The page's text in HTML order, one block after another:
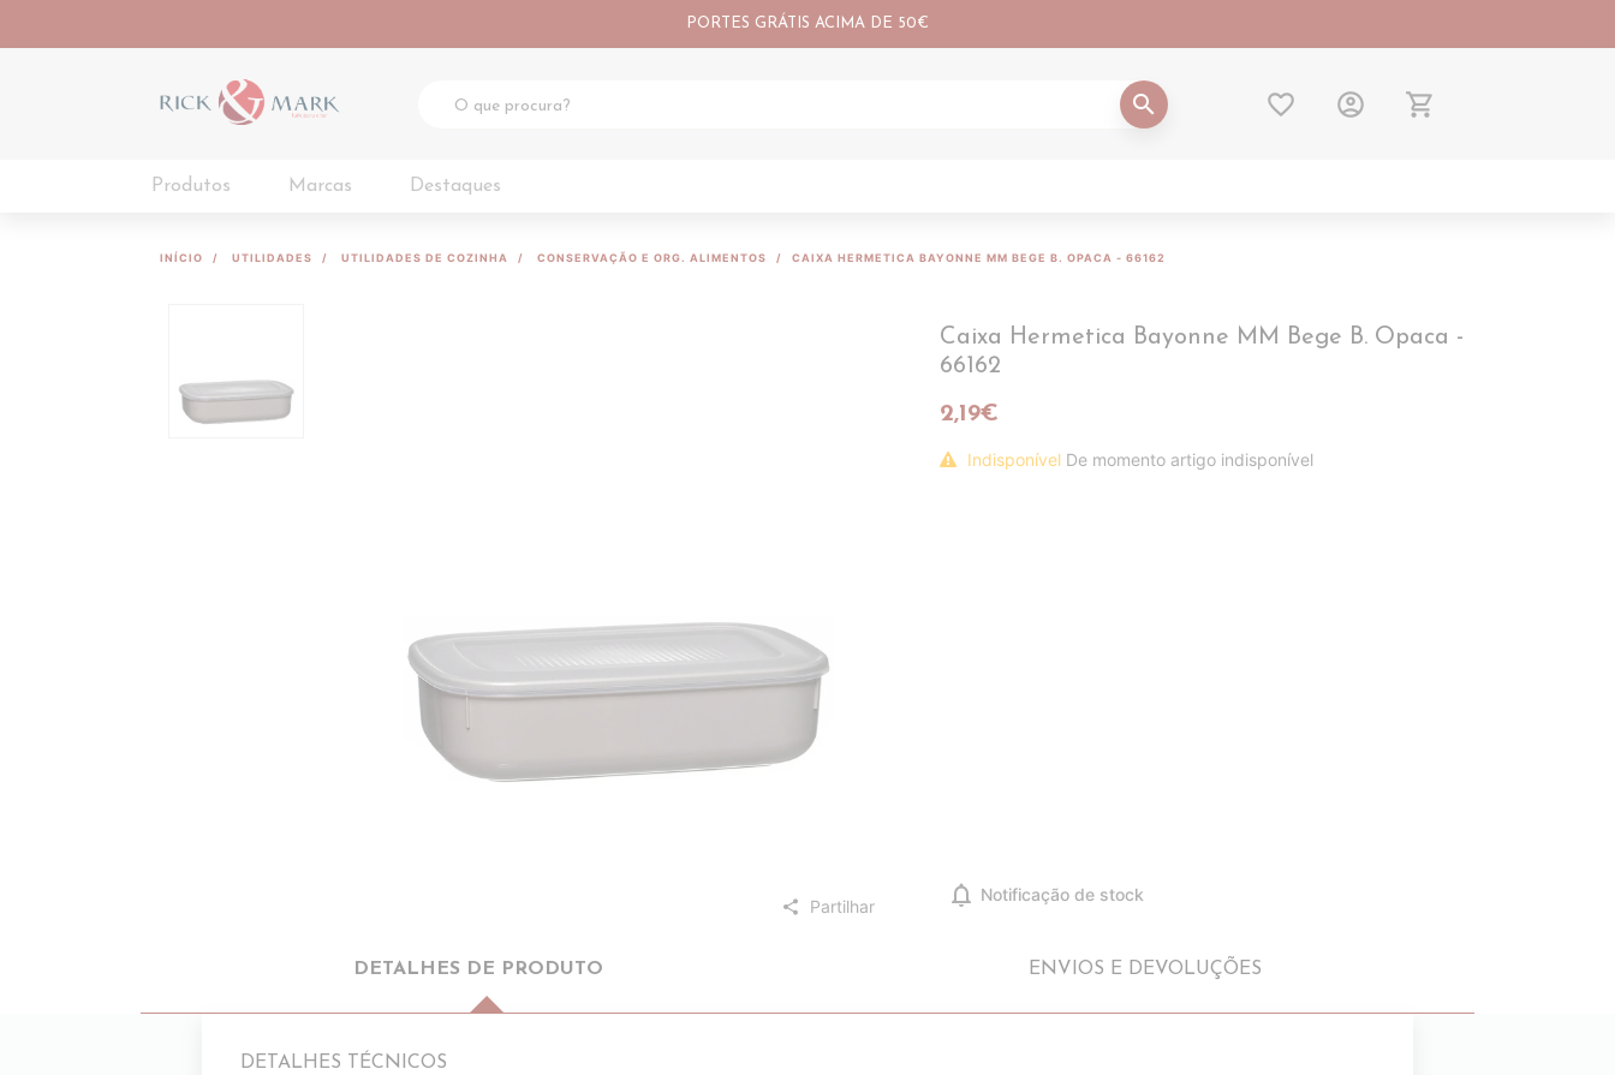
PORTES GRÁTIS ACIMA DE 50€
search favorite_border account_circle shopping_cart
Produtos Marcas Destaques
INÍCIO UTILIDADES UTILIDADES DE COZINHA CONSERVAÇÃO E ORG. ALIMENTOS CAIXA HERMETICA BAYONNE MM BEGE B. OPACA - 66162
share Partilhar
Caixa Hermetica Bayonne MM Bege B. Opaca -
66162
2,19€
Indisponível De momento artigo indisponível
notifications Notificação de stock
DETALHES DE PRODUTO ENVIOS E DEVOLUÇÕES
DETALHES TÉCNICOS